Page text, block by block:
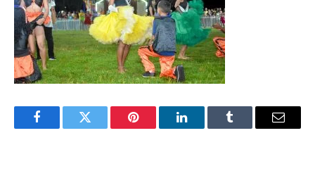
FacebookTwitter Pinterest LinkedInTumblr Email